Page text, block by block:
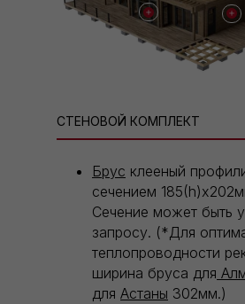
СТЕНОВОЙ КОМПЛЕКТ
Брус клееный
сечением
Сечение может быть
запросу. (*Для
теплопроводности
ширина бруса для
для Астаны 302мм.)